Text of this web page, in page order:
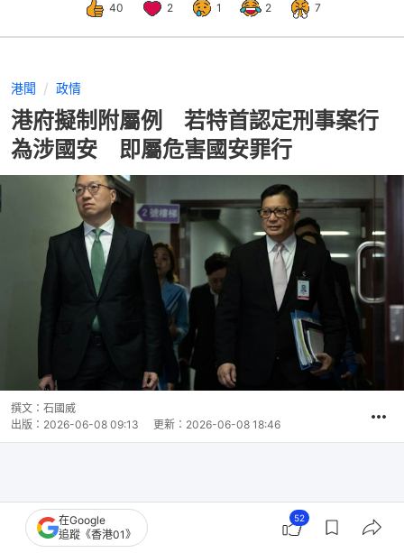
40 2 1 2 7
港聞 政情
港府擬制附屬例 若特首認定刑事案行
為涉國安 即屬危害國安罪行
撰文： 石國威
出版： 2026-06-08 09:13 更新： 2026-06-08 18:46
在Google
追蹤《香港01》
52